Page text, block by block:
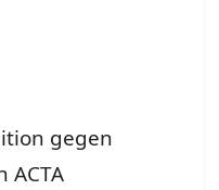
gegen
ACTA